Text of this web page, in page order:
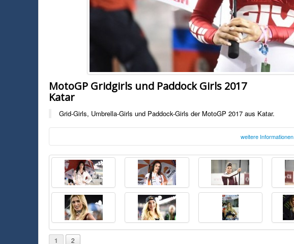
MotoGP Gridgirls und Paddock Girls 2017
Katar
Grid-Girls, Umbrella-Girls und Paddock-Girls der MotoGP 2017 aus Katar.
weitere Informationen
Foto:Unbekannt
Grid-Girls, Umbrella-Girls und Paddock-Girls der MotoGP 2017 aus Katar.
1 2